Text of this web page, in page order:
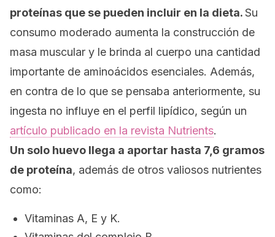
proteínas que se pueden incluir en la dieta.Su
consumo moderado aumenta la construcción de
masa muscular y le brinda al cuerpo una cantidad
importante de aminoácidos esenciales. Además,
en contra de lo que se pensaba anteriormente, su
ingesta no influye en el perfil lipídico, según un
artículo publicado en la revista Nutrients.
Un solo huevo llega a aportar hasta 7,6 gramos
de proteína, además de otros valiosos nutrientes
como:
Vitaminas A, E y K.